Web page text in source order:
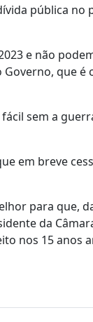
pública
e não
que é
sem a
em breve
para que,
da
nos 15 anos